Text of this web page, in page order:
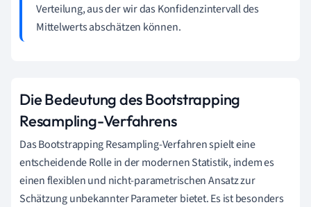
Verteilung, aus der wir das Konfidenzintervall des
Mittelwerts abschätzen können.
Die Bedeutung des Bootstrapping
Resampling-Verfahrens
Das Bootstrapping Resampling-Verfahren spielt eine
entscheidende Rolle in der modernen Statistik, indem es
einen flexiblen und nicht-parametrischen Ansatz zur
Schätzung unbekannter Parameter bietet. Es ist besonders